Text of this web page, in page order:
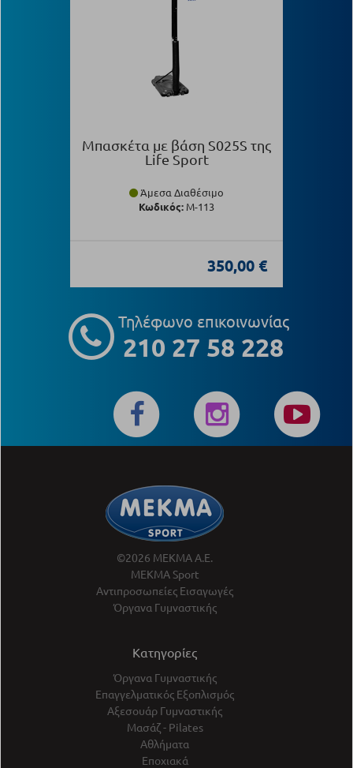
Μπασκέτα με βάση S025S της
Life Sport
Άμεσα Διαθέσιμο
Κωδικός: Μ-113
350,00 €
Τηλέφωνο επικοινωνίας
210 27 58 228
©2026 ΜΕΚΜΑ Α.Ε.
ΜΕΚΜΑ Sport
Αντιπροσωπείες Εισαγωγές
Όργανα Γυμναστικής
Κατηγορίες
Όργανα Γυμναστικής
Επαγγελματικός Εξοπλισμός
Αξεσουάρ Γυμναστικής
Μασάζ - Pilates
Αθλήματα
Εποχιακά